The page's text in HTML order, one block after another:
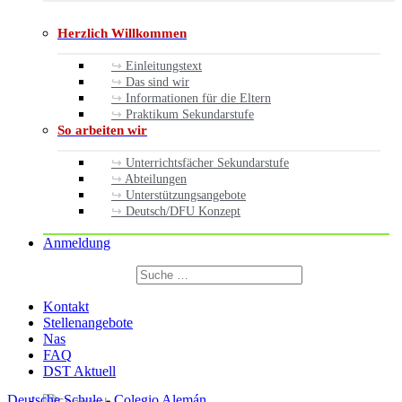
Herzlich Willkommen
Einleitungstext
Das sind wir
Informationen für die Eltern
Praktikum Sekundarstufe
So arbeiten wir
Unterrichtsfächer Sekundarstufe
Abteilungen
Unterstützungsangebote
Deutsch/DFU Konzept
Anmeldung
Suchen
nach:
Kontakt
Stellenangebote
Nas
FAQ
DST Aktuell